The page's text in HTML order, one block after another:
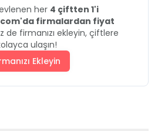
her 4 çiftten 1'i
firmalardan fiyat
de firmanızı ekleyin, çiftlere
ulaşın!
Ekleyin